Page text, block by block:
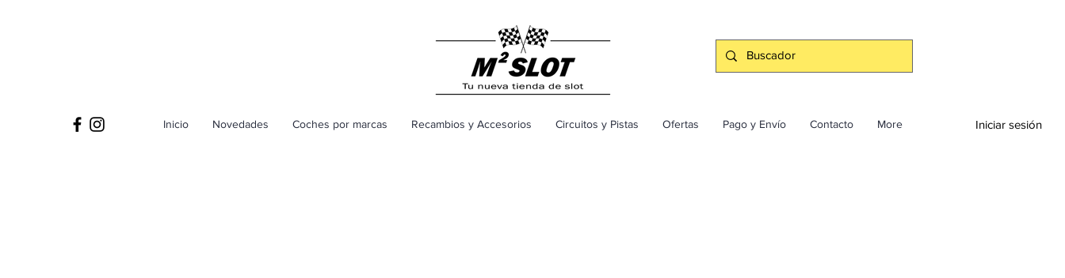
Inicio Novedades Coches por marcas Recambios y Accesorios Circuitos y Pistas Ofertas Pago y Envío Contacto More Iniciar sesión